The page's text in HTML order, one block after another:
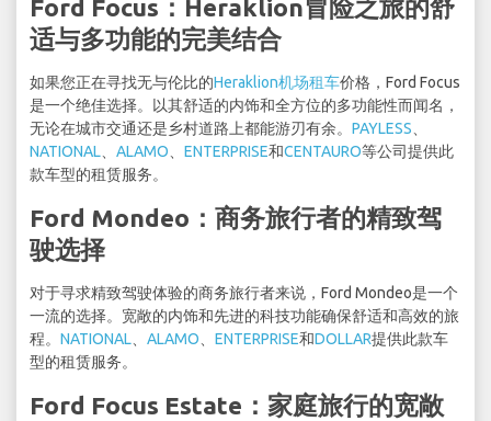
Ford Focus：Heraklion冒险之旅的舒
适与多功能的完美结合
如果您正在寻找无与伦比的Heraklion机场租车价格，Ford Focus
是一个绝佳选择。以其舒适的内饰和全方位的多功能性而闻名，
无论在城市交通还是乡村道路上都能游刃有余。 PAYLESS
NATIONAL
ALAMO ENTERPRISE和CENTAURO等公司提供此
款车型的租赁服务。
Ford Mondeo：商务旅行者的精致驾
驶选择
对于寻求精致驾驶体验的商务旅行者来说，Ford Mondeo是一个
一流的选择。宽敞的内饰和先进的科技功能确保舒适和高效的旅
程。 NATIONAL ALAMO ENTERPRISE和DOLLAR提供此款车
型的租赁服务。
Ford Focus Estate：家庭旅行的宽敞